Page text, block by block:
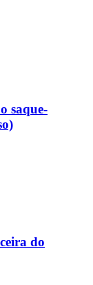
saque-
do